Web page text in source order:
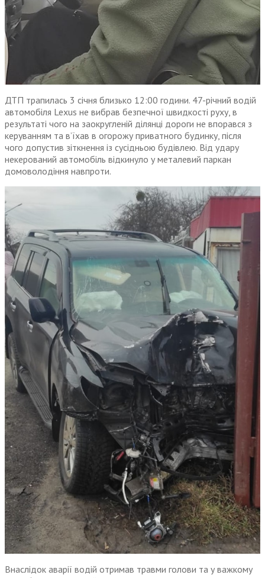
ДТП трапилась 3 січня близько 12:00 години. 47-річний водій
автомобіля Lexus не вибрав безпечної швидкості руху, в
результаті чого на заокругленій ділянці дороги не впорався з
керуванням та в’їхав в огорожу приватного будинку, після
чого допустив зіткнення із сусідньою будівлею. Від удару
некерований автомобіль відкинуло у металевий паркан
домоволодіння навпроти.
Внаслідок аварії водій отримав травми голови та у важкому